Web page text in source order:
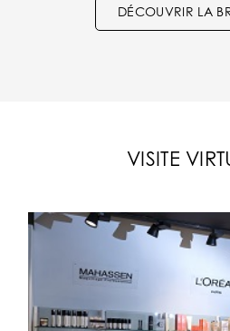
DÉCOUVRIR LA
VISITE